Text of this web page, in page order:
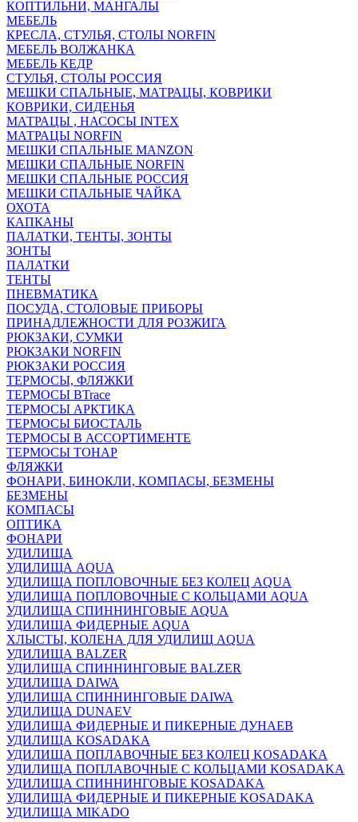
КОПТИЛЬНИ, МАНГАЛЫ
МЕБЕЛЬ
КРЕСЛА, СТУЛЬЯ, СТОЛЫ NORFIN
МЕБЕЛЬ ВОЛЖАНКА
МЕБЕЛЬ КЕДР
СТУЛЬЯ, СТОЛЫ РОССИЯ
МЕШКИ СПАЛЬНЫЕ, МАТРАЦЫ, КОВРИКИ
КОВРИКИ, СИДЕНЬЯ
МАТРАЦЫ , НАСОСЫ INTEX
МАТРАЦЫ NORFIN
МЕШКИ СПАЛЬНЫЕ MANZON
МЕШКИ СПАЛЬНЫЕ NORFIN
МЕШКИ СПАЛЬНЫЕ РОССИЯ
МЕШКИ СПАЛЬНЫЕ ЧАЙКА
ОХОТА
КАПКАНЫ
ПАЛАТКИ, ТЕНТЫ, ЗОНТЫ
ЗОНТЫ
ПАЛАТКИ
ТЕНТЫ
ПНЕВМАТИКА
ПОСУДА, СТОЛОВЫЕ ПРИБОРЫ
ПРИНАДЛЕЖНОСТИ ДЛЯ РОЗЖИГА
РЮКЗАКИ, СУМКИ
РЮКЗАКИ NORFIN
РЮКЗАКИ РОССИЯ
ТЕРМОСЫ, ФЛЯЖКИ
ТЕРМОСЫ BTrace
ТЕРМОСЫ АРКТИКА
ТЕРМОСЫ БИОСТАЛЬ
ТЕРМОСЫ В АССОРТИМЕНТЕ
ТЕРМОСЫ ТОНАР
ФЛЯЖКИ
ФОНАРИ, БИНОКЛИ, КОМПАСЫ, БЕЗМЕНЫ
БЕЗМЕНЫ
КОМПАСЫ
ОПТИКА
ФОНАРИ
УДИЛИЩА
УДИЛИЩА AQUA
УДИЛИЩА ПОПЛОВОЧНЫЕ БЕЗ КОЛЕЦ AQUA
УДИЛИЩА ПОПЛОВОЧНЫЕ С КОЛЬЦАМИ AQUA
УДИЛИЩА СПИННИНГОВЫЕ AQUA
УДИЛИЩА ФИДЕРНЫЕ AQUA
ХЛЫСТЫ, КОЛЕНА ДЛЯ УДИЛИЩ AQUA
УДИЛИЩА BALZER
УДИЛИЩА СПИННИНГОВЫЕ BALZER
УДИЛИЩА DAIWA
УДИЛИЩА СПИННИНГОВЫЕ DAIWA
УДИЛИЩА DUNAEV
УДИЛИЩА ФИДЕРНЫЕ И ПИКЕРНЫЕ ДУНАЕВ
УДИЛИЩА KOSADAKA
УДИЛИЩА ПОПЛАВОЧНЫЕ БЕЗ КОЛЕЦ KOSADAKA
УДИЛИЩА ПОПЛАВОЧНЫЕ С КОЛЬЦАМИ KOSADAKA
УДИЛИЩА СПИННИНГОВЫЕ KOSADAKA
УДИЛИЩА ФИДЕРНЫЕ И ПИКЕРНЫЕ KOSADAKA
УДИЛИЩА MIKADO